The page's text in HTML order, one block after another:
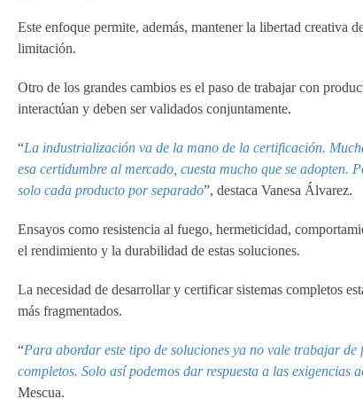
Este enfoque permite, además, mantener la libertad creativa
limitación.
Otro de los grandes cambios es el paso de trabajar con
interactúan y deben ser validados conjuntamente.
“La industrialización va de la mano de la certificación.
esa certidumbre al mercado, cuesta mucho que se adopten.
solo cada producto por separado”, destaca Vanesa Álvarez.
Ensayos como resistencia al fuego, hermeticidad,
el rendimiento y la durabilidad de estas soluciones.
La necesidad de desarrollar y certificar sistemas completos
más fragmentados.
“Para abordar este tipo de soluciones ya no vale trabajar
completos. Solo así podemos dar respuesta a las
Mescua.